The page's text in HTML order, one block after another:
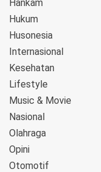
Hankam
Hukum
Husonesia
Internasional
Kesehatan
Lifestyle
Music & Movie
Nasional
Olahraga
Opini
Otomotif